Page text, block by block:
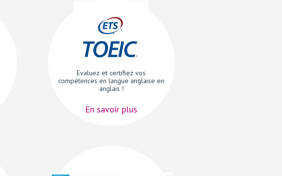
Evaluez et certifiez vos
compétences en langue anglaise en
anglais !
En savoir plus